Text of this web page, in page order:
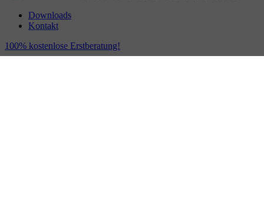
Downloads
Kontakt
100% kostenlose Erstberatung!